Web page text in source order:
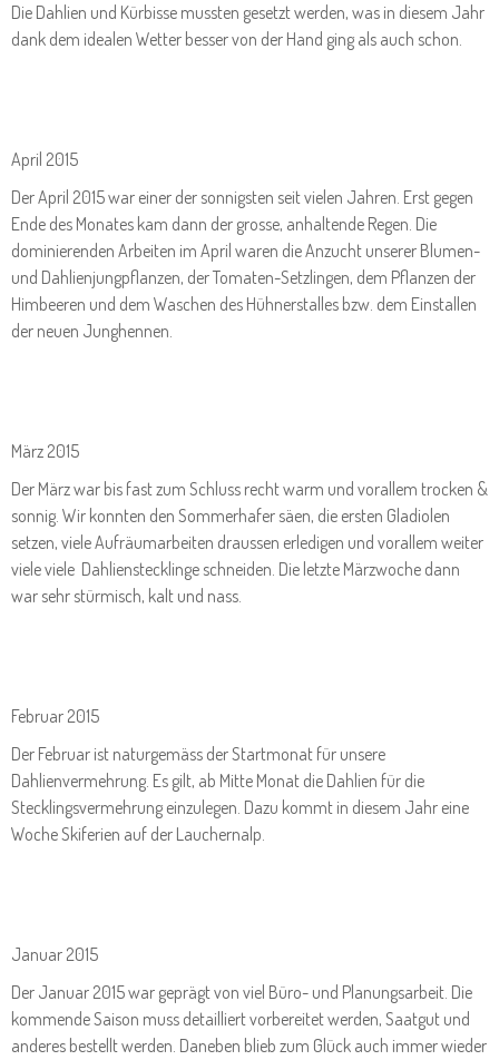
Die Dahlien und Kürbisse mussten gesetzt werden, was in diesem Jahr
dank dem idealen Wetter besser von der Hand ging als auch schon.
April 2015
Der April 2015 war einer der sonnigsten seit vielen Jahren. Erst gegen
Ende des Monates kam dann der grosse, anhaltende Regen. Die
dominierenden Arbeiten im April waren die Anzucht unserer Blumen-
und Dahlienjungpflanzen, der Tomaten-Setzlingen, dem Pflanzen der
Himbeeren und dem Waschen des Hühnerstalles bzw. dem Einstallen
der neuen Junghennen.
März 2015
Der März war bis fast zum Schluss recht warm und vorallem trocken &
sonnig. Wir konnten den Sommerhafer säen, die ersten Gladiolen
setzen, viele Aufräumarbeiten draussen erledigen und vorallem weiter
viele viele Dahlienstecklinge schneiden. Die letzte Märzwoche dann
war sehr stürmisch, kalt und nass.
Februar 2015
Der Februar ist naturgemäss der Startmonat für unsere
Dahlienvermehrung. Es gilt, ab Mitte Monat die Dahlien für die
Stecklingsvermehrung einzulegen. Dazu kommt in diesem Jahr eine
Woche Skiferien auf der Lauchernalp.
Januar 2015
Der Januar 2015 war geprägt von viel Büro- und Planungsarbeit. Die
kommende Saison muss detailliert vorbereitet werden, Saatgut und
anderes bestellt werden. Daneben blieb zum Glück auch immer wieder